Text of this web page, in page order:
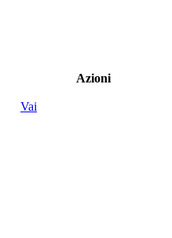
Azioni
Vai